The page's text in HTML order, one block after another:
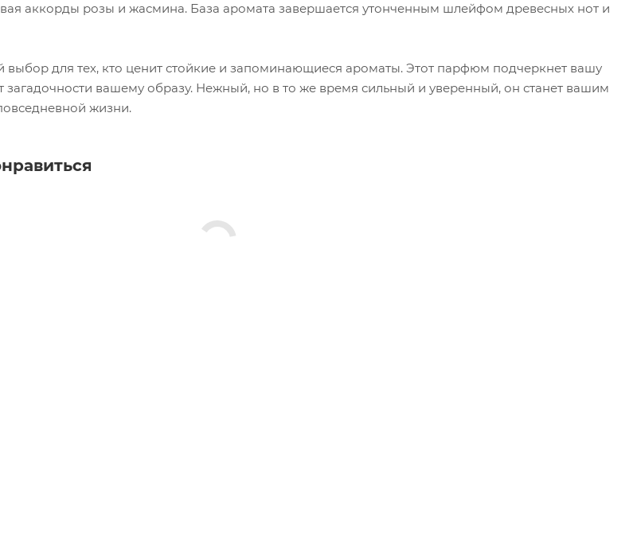
аккорды розы и жасмина. База аромата завершается утонченным шлейфом древесных нот и
выбор для тех, кто ценит стойкие и запоминающиеся ароматы. Этот парфюм подчеркнет вашу
загадочности вашему образу. Нежный, но в то же время сильный и уверенный, он станет вашим
жизни.